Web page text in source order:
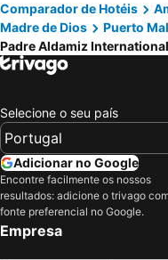
Comparador de Hotéis
Madre de Dios
Puerto
Padre Aldamiz
Selecione o seu país
Adicionar no Google
Encontre facilmente os nossos
resultados: adicione o trivago
fonte preferencial no Google.
Empresa